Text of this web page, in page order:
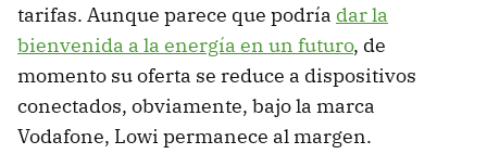
tarifas. Aunque parece que podría dar la
bienvenida a la energía en un futuro, de
momento su oferta se reduce a dispositivos
conectados, obviamente, bajo la marca
Vodafone, Lowi permanece al margen.